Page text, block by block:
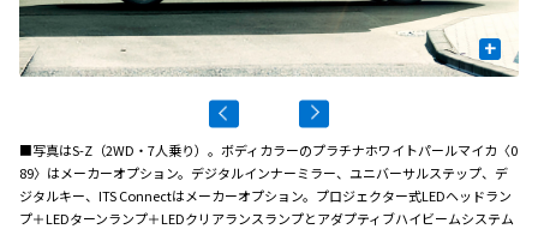
+
■写真はS-Z（2WD・7人乗り）。ボディカラーのプラチナホワイトパールマイカ〈0
89〉はメーカーオプション。デジタルインナーミラー、ユニバーサルステップ、デ
ジタルキー、ITS Connectはメーカーオプション。プロジェクター式LEDヘッドラン
プ＋LEDターンランプ＋LEDクリアランスランプとアダプティブハイビームシステム